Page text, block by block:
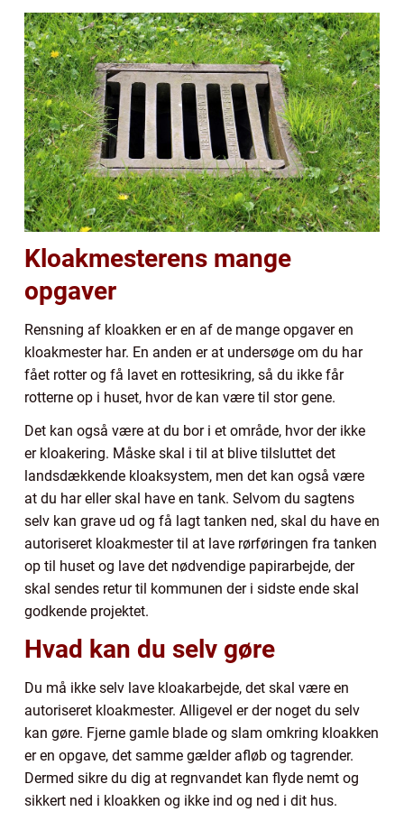
Kloakmesterens mange
opgaver
Rensning af kloakken er en af de mange opgaver en
kloakmester har. En anden er at undersøge om du har
fået rotter og få lavet en rottesikring, så du ikke får
rotterne op i huset, hvor de kan være til stor gene.
Det kan også være at du bor i et område, hvor der ikke
er kloakering. Måske skal i til at blive tilsluttet det
landsdækkende kloaksystem, men det kan også være
at du har eller skal have en tank. Selvom du sagtens
selv kan grave ud og få lagt tanken ned, skal du have en
autoriseret kloakmester til at lave rørføringen fra tanken
op til huset og lave det nødvendige papirarbejde, der
skal sendes retur til kommunen der i sidste ende skal
godkende projektet.
Hvad kan du selv gøre
Du må ikke selv lave kloakarbejde, det skal være en
autoriseret kloakmester. Alligevel er der noget du selv
kan gøre. Fjerne gamle blade og slam omkring kloakken
er en opgave, det samme gælder afløb og tagrender.
Dermed sikre du dig at regnvandet kan flyde nemt og
sikkert ned i kloakken og ikke ind og ned i dit hus.